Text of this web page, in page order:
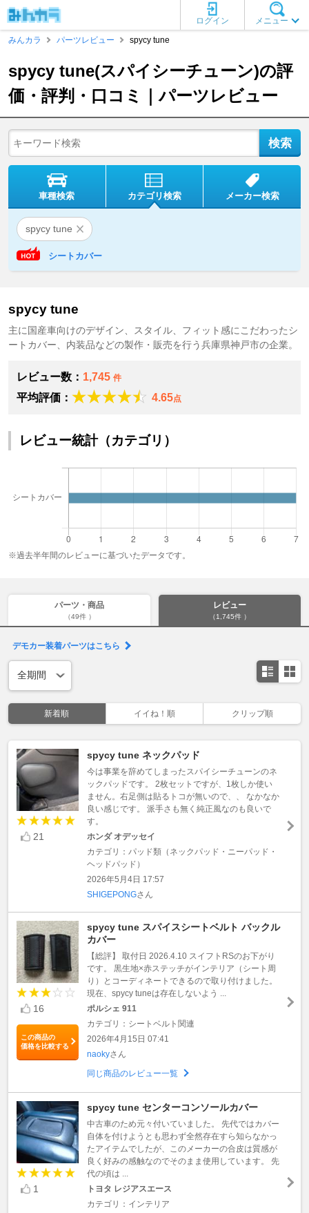
メニュー
ログイン
みんカラ
パーツレビュー spycy tune
spycy tune(スパイシーチューン)の評
価・評判・口コミ｜パーツレビュー
車種検索 カテゴリ検索 メーカー検索
spycy tune
シートカバー
spycy tune
主に国産車向けのデザイン、スタイル、フィット感にこだわったシ
ートカバー、内装品などの製作・販売を行う兵庫県神戸市の企業。
レビュー数： 1,745 件
平均評価： 4.65点
レビュー統計（カテゴリ）
※過去半年間のレビューに基づいたデータです。
パーツ・商品
（49件 ）
レビュー
（1,745件 ）
デモカー装着パーツはこちら
新着順 イイね！順 クリップ順
21
spycy tune ネックパッド
今は事業を辞めてしまったスパイシーチューンのネ
ックパッドです。 2枚セットですが、1枚しか使い
ません。右足側は貼るトコが無いので、、 なかなか
良い感じです。 派手さも無く純正風なのも良いで
す。
ホンダ オデッセイ
カテゴリ：パッド類（ネックパッド・ニーパッド・
ヘッドパッド）
2026年5月4日 17:57
SHIGEPONGさん
16
この商品の
価格を比較する
spycy tune スパイスシートベルト バックル
カバー
【総評】 取付日 2026.4.10 スイフトRSのお下がり
です。 黒生地×赤ステッチがインテリア（シート周
り）とコーディネートできるので取り付けました。
現在、spycy tuneは存在しないよう ...
ポルシェ 911
カテゴリ：シートベルト関連
2026年4月15日 07:41
naokyさん
同じ商品のレビュー一覧
1
spycy tune センターコンソールカバー
中古車のため元々付いていました。 先代ではカバー
自体を付けようとも思わず全然存在すら知らなかっ
たアイテムでしたが、このメーカーの合皮は質感が
良く好みの感触なのでそのまま使用しています。 先
代の頃は ...
トヨタ レジアスエース
カテゴリ：インテリア